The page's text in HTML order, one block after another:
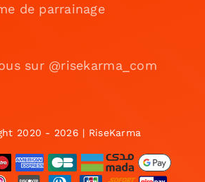
de parrainage
sur @risekarma_com
2020 - 2026 | RiseKarma